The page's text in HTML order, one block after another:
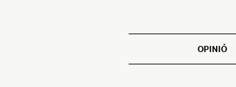
OPINIÓ